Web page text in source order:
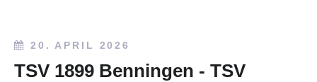
20. APRIL 2026
TSV 1899 Benningen - TSV